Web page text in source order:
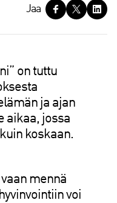
Jaa
on tuttu
ja ajan
aikaa, jossa
koskaan.
mennä
voi